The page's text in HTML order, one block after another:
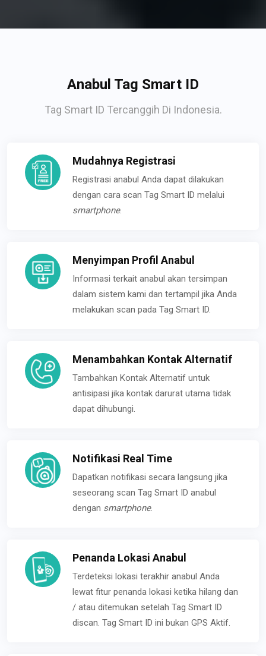
Anabul Tag Smart ID
Tag Smart ID Tercanggih Di Indonesia.
Mudahnya Registrasi
Registrasi anabul Anda dapat dilakukan
dengan cara scan Tag Smart ID melalui
smartphone.
Menyimpan Profil Anabul
Informasi terkait anabul akan tersimpan
dalam sistem kami dan tertampil jika Anda
melakukan scan pada Tag Smart ID.
Menambahkan Kontak Alternatif
Tambahkan Kontak Alternatif untuk
antisipasi jika kontak darurat utama tidak
dapat dihubungi.
Notifikasi Real Time
Dapatkan notifikasi secara langsung jika
seseorang scan Tag Smart ID anabul
dengan smartphone.
Penanda Lokasi Anabul
Terdeteksi lokasi terakhir anabul Anda
lewat fitur penanda lokasi ketika hilang dan
/ atau ditemukan setelah Tag Smart ID
discan. Tag Smart ID ini bukan GPS Aktif.